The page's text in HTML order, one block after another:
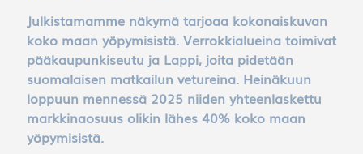
Julkistamamme näkymä tarjoaa kokonaiskuvan
koko maan yöpymisistä. Verrokkialueina toimivat
pääkaupunkiseutu ja Lappi, joita pidetään
suomalaisen matkailun vetureina. Heinäkuun
loppuun mennessä 2025 niiden yhteenlaskettu
markkinaosuus olikin lähes 40% koko maan
yöpymisistä.